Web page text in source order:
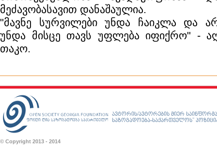
მეძავობასავით დანაშაულია.
"მავნე სურვილები უნდა ჩაიკლა და
უნდა მისცე თავს უფლება იფიქრო" -
თაკო.
ავტორის/ავტორების მიერ
საზოგადოება-საქართველოს”
© Copyright 2013 - 2014